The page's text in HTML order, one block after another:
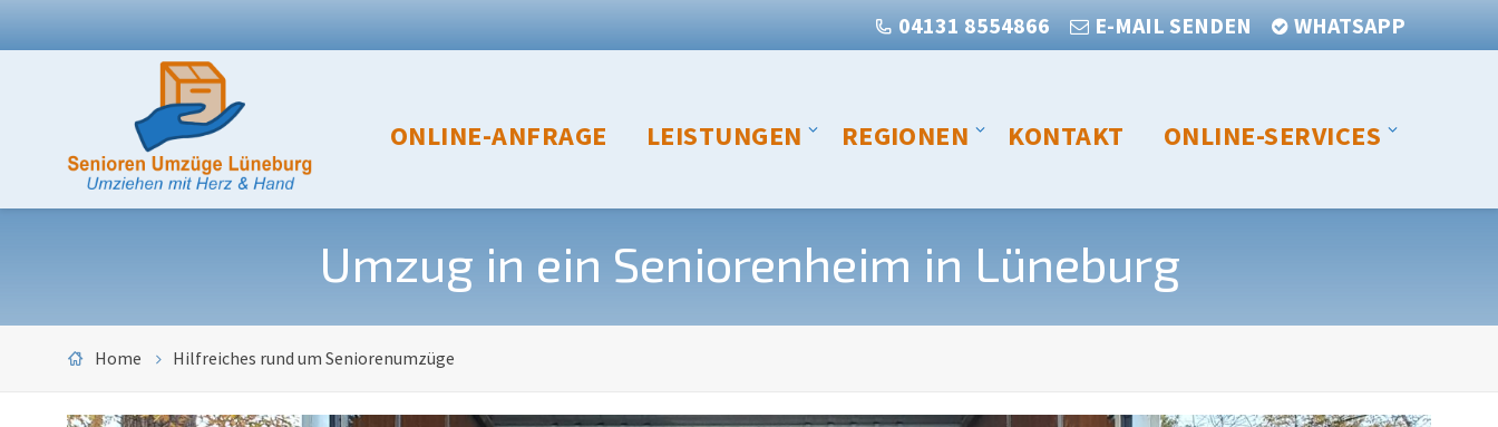
04131 8554866 E-MAIL SENDEN WHATSAPP
ONLINE-ANFRAGE LEISTUNGEN REGIONEN KONTAKT ONLINE-SERVICES
Umzug in ein Seniorenheim in Lüneburg
Home Hilfreiches rund um Seniorenumzüge